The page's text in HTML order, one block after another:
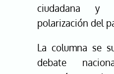
ciudadana y
polarización del
La columna se
debate